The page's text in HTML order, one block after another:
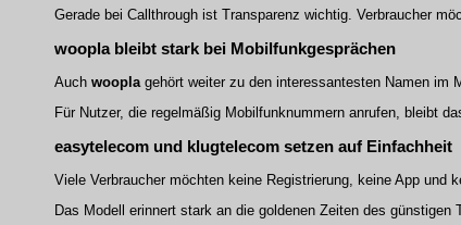
Gerade bei Callthrough ist Transparenz wichtig. Verbraucher
woopla bleibt stark bei Mobilfunkgesprächen
Auch woopla gehört weiter zu den interessantesten Namen im
Für Nutzer, die regelmäßig Mobilfunknummern anrufen, bleibt
easytelecom und klugtelecom setzen auf Einfachheit
Viele Verbraucher möchten keine Registrierung, keine App und
Das Modell erinnert stark an die goldenen Zeiten des günstigen